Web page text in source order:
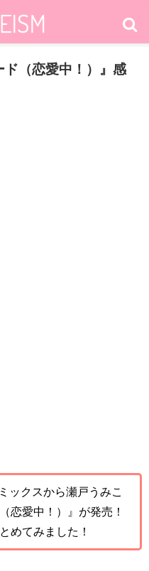
（恋愛中！）』感
ックスから瀬戸うみこ
恋愛中！）』が発売！
めてみました！